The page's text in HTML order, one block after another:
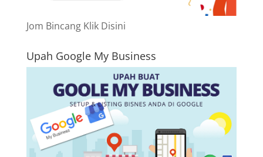
Jom Bincang Klik Disini
Upah Google My Business